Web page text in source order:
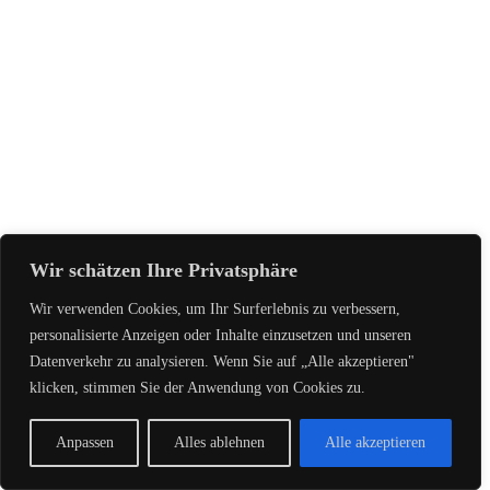
Wir schätzen Ihre Privatsphäre
Wir verwenden Cookies, um Ihr Surferlebnis zu verbessern,
personalisierte Anzeigen oder Inhalte einzusetzen und unseren
Datenverkehr zu analysieren. Wenn Sie auf „Alle akzeptieren"
klicken, stimmen Sie der Anwendung von Cookies zu.
Anpassen Alles ablehnen Alle akzeptieren